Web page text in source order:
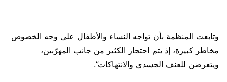
وتابعت المنظمة بأن تواجه النساء والأطفال على وجه الخصوص
مخاطر كبيرة، إذ يتم احتجاز الكثير من جانب المهرّبين،
ويتعرضن للعنف الجسدي والانتهاكات”.